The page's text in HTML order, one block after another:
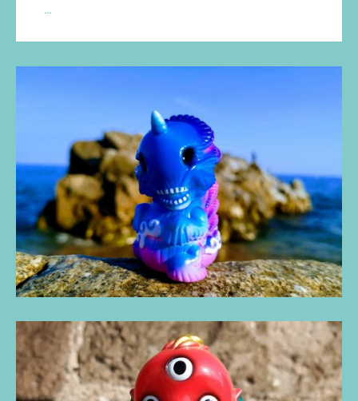
…
Friends
Blind